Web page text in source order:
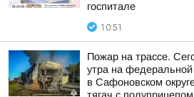
госпитале
10:51
Пожар на трассе.
утра на
в Сафоновском